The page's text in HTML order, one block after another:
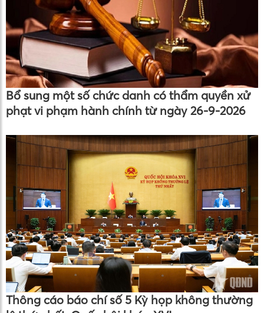
Bổ sung một số chức danh có thẩm quyền xử
phạt vi phạm hành chính từ ngày 26-9-2026
Thông cáo báo chí số 5 Kỳ họp không thường